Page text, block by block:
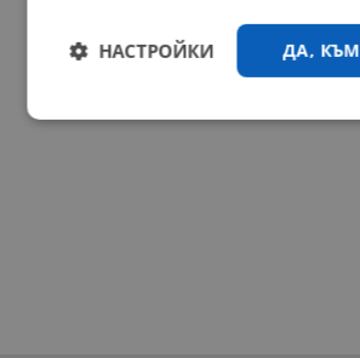
ДА,
НАСТРОЙКИ
Строго